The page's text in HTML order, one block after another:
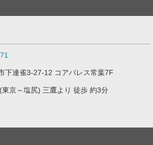
下連雀3-27-12 コアパレス常葉7F
京～塩尻) 三鷹より 徒歩 約3分